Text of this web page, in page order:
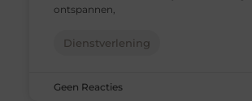
ontspannen,
Dienstverlening
Geen Reacties